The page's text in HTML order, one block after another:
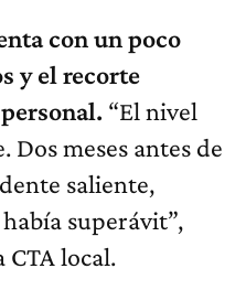
con un poco
y el recorte
“El nivel
Dos meses antes de
saliente,
superávit”,
local.